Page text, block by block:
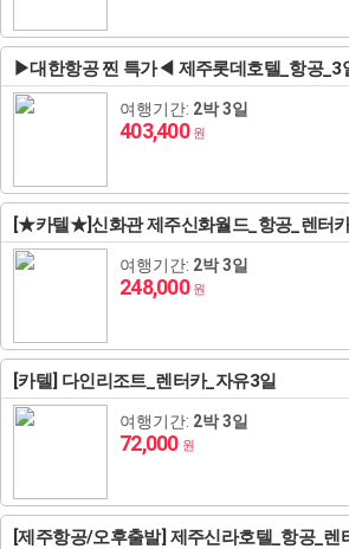
▶대한항공 찐 특가◀ 제주롯데호텔_항공_3
여행기간: 2박 3일
403,400 원
[★카텔★]신화관 제주신화월드_항공_렌터
여행기간: 2박 3일
248,000 원
[카텔] 다인리조트_렌터카_자유3일
여행기간: 2박 3일
72,000 원
[제주항공/오후출발] 제주신라호텔_항공_렌